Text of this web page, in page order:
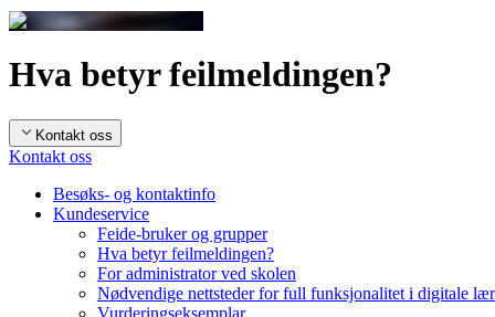
Hva betyr feilmeldingen?
Kontakt oss
Kontakt oss
Besøks- og kontaktinfo
Kundeservice
Feide-bruker og grupper
Hva betyr feilmeldingen?
For administrator ved skolen
Nødvendige nettsteder for full funksjonalitet i digitale
Vurderingseksemplar